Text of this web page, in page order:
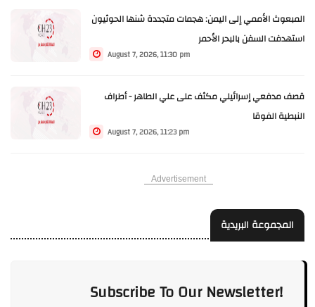
المبعوث الأممي إلى اليمن: هجمات متجددة شنها الحوثيون
استهدفت السفن بالبحر الأحمر
August 7, 2026, 11:30 pm
قصف مدفعي إسرائيلي مكثف على علي الطاهر - أطراف
النبطية الفوقا
August 7, 2026, 11:23 pm
Advertisement
المجموعة البريدية
Subscribe To Our Newsletter!